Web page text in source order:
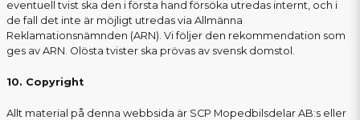
eventuell tvist ska den i första hand försöka utredas internt, och i
de fall det inte är möjligt utredas via Allmänna
Reklamationsnämnden (ARN). Vi följer den rekommendation som
ges av ARN. Olösta tvister ska prövas av svensk domstol.
10. Copyright
Allt material på denna webbsida är SCP Mopedbilsdelar AB:s eller